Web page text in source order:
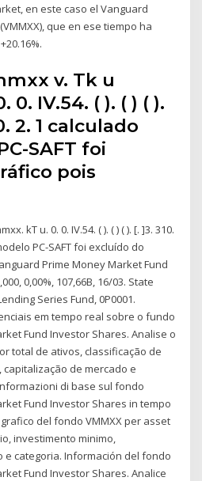
en este caso el Vanguard
que en ese tiempo ha
v. Tk u
0. IV.54. ( ). ( ) ( ).
2. 1 calculado
SAFT foi
pois
kT u. 0. 0. IV.54. ( ). ( ) ( ). [. ]3. 310.
PC-SAFT foi excluído do
Prime Money Market Fund
0,00%, 107,66B, 16/03. State
Series Fund, 0P0001.
em tempo real sobre o fundo
Fund Investor Shares. Analise o
total de ativos, classificação de
de mercado e
di base sul fondo
Fund Investor Shares in tempo
del fondo VMMXX per asset
investimento minimo,
e categoria. Información del fondo
Fund Investor Shares. Analice